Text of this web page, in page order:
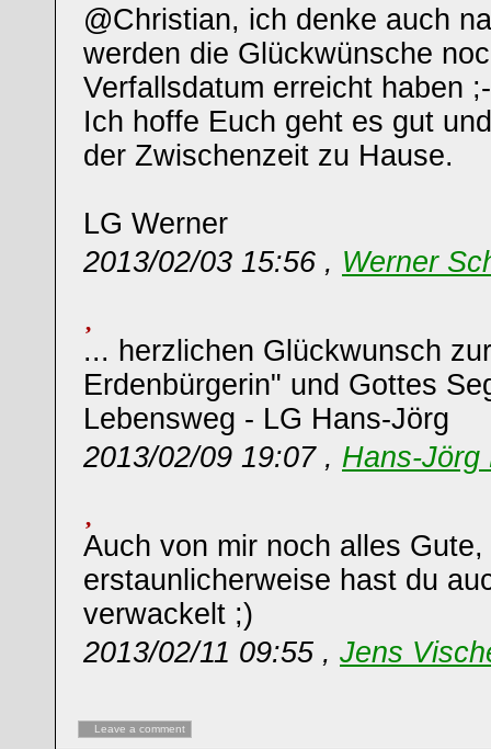
@Christian, ich denke auch
werden die Glückwünsche
Verfallsdatum erreicht haben
Ich hoffe Euch geht es gut
der Zwischenzeit zu Hause.
LG Werner
2013/02/03 15:56 , Werner
... herzlichen Glückwunsch
Erdenbürgerin" und Gottes
Lebensweg - LG Hans-Jörg
2013/02/09 19:07 , Hans-Jörg
Auch von mir noch alles Gute,
erstaunlicherweise hast du
verwackelt ;)
2013/02/11 09:55 , Jens
Leave a comment